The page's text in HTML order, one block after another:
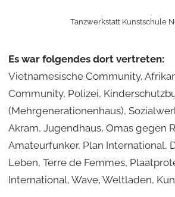
Tanzwerkstatt Kunstschule
Es war folgendes dort vertreten:
Vietnamesische Community,
Community, Polizei,
(Mehrgenerationenhaus),
Akram, Jugendhaus, Omas gegen
Amateurfunker, Plan International,
Leben, Terre de Femmes,
International, Wave, Weltladen,